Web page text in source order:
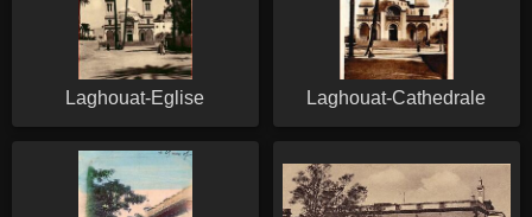
Laghouat-Eglise Laghouat-Cathedrale